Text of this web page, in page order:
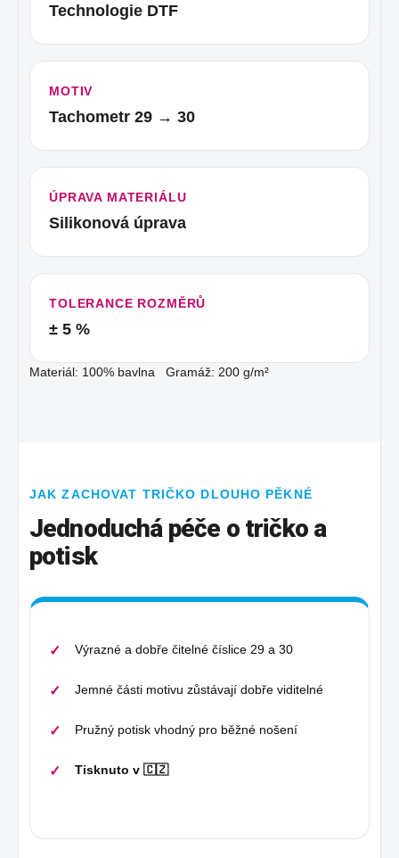
Technologie DTF
MOTIV
Tachometr 29 → 30
ÚPRAVA MATERIÁLU
Silikonová úprava
TOLERANCE ROZMĚRŮ
± 5 %
Materiál: 100% bavlna Gramáž: 200 g/m²
JAK ZACHOVAT TRIČKO DLOUHO PĚKNÉ
Jednoduchá péče o tričko a
potisk
Výrazné a dobře čitelné číslice 29 a 30
Jemné části motivu zůstávají dobře viditelné
Pružný potisk vhodný pro běžné nošení
Tisknuto v 🇨🇿